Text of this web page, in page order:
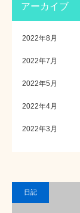
アーカイブ
2022年8月
2022年7月
2022年5月
2022年4月
2022年3月
日記